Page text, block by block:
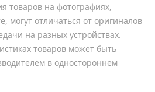
товаров на фотографиях,
могут отличаться от оригиналов
на разных устройствах.
товаров может быть
в одностороннем